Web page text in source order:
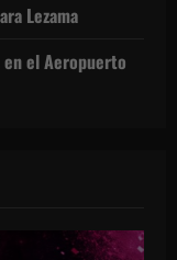
Lezama
en el Aeropuerto